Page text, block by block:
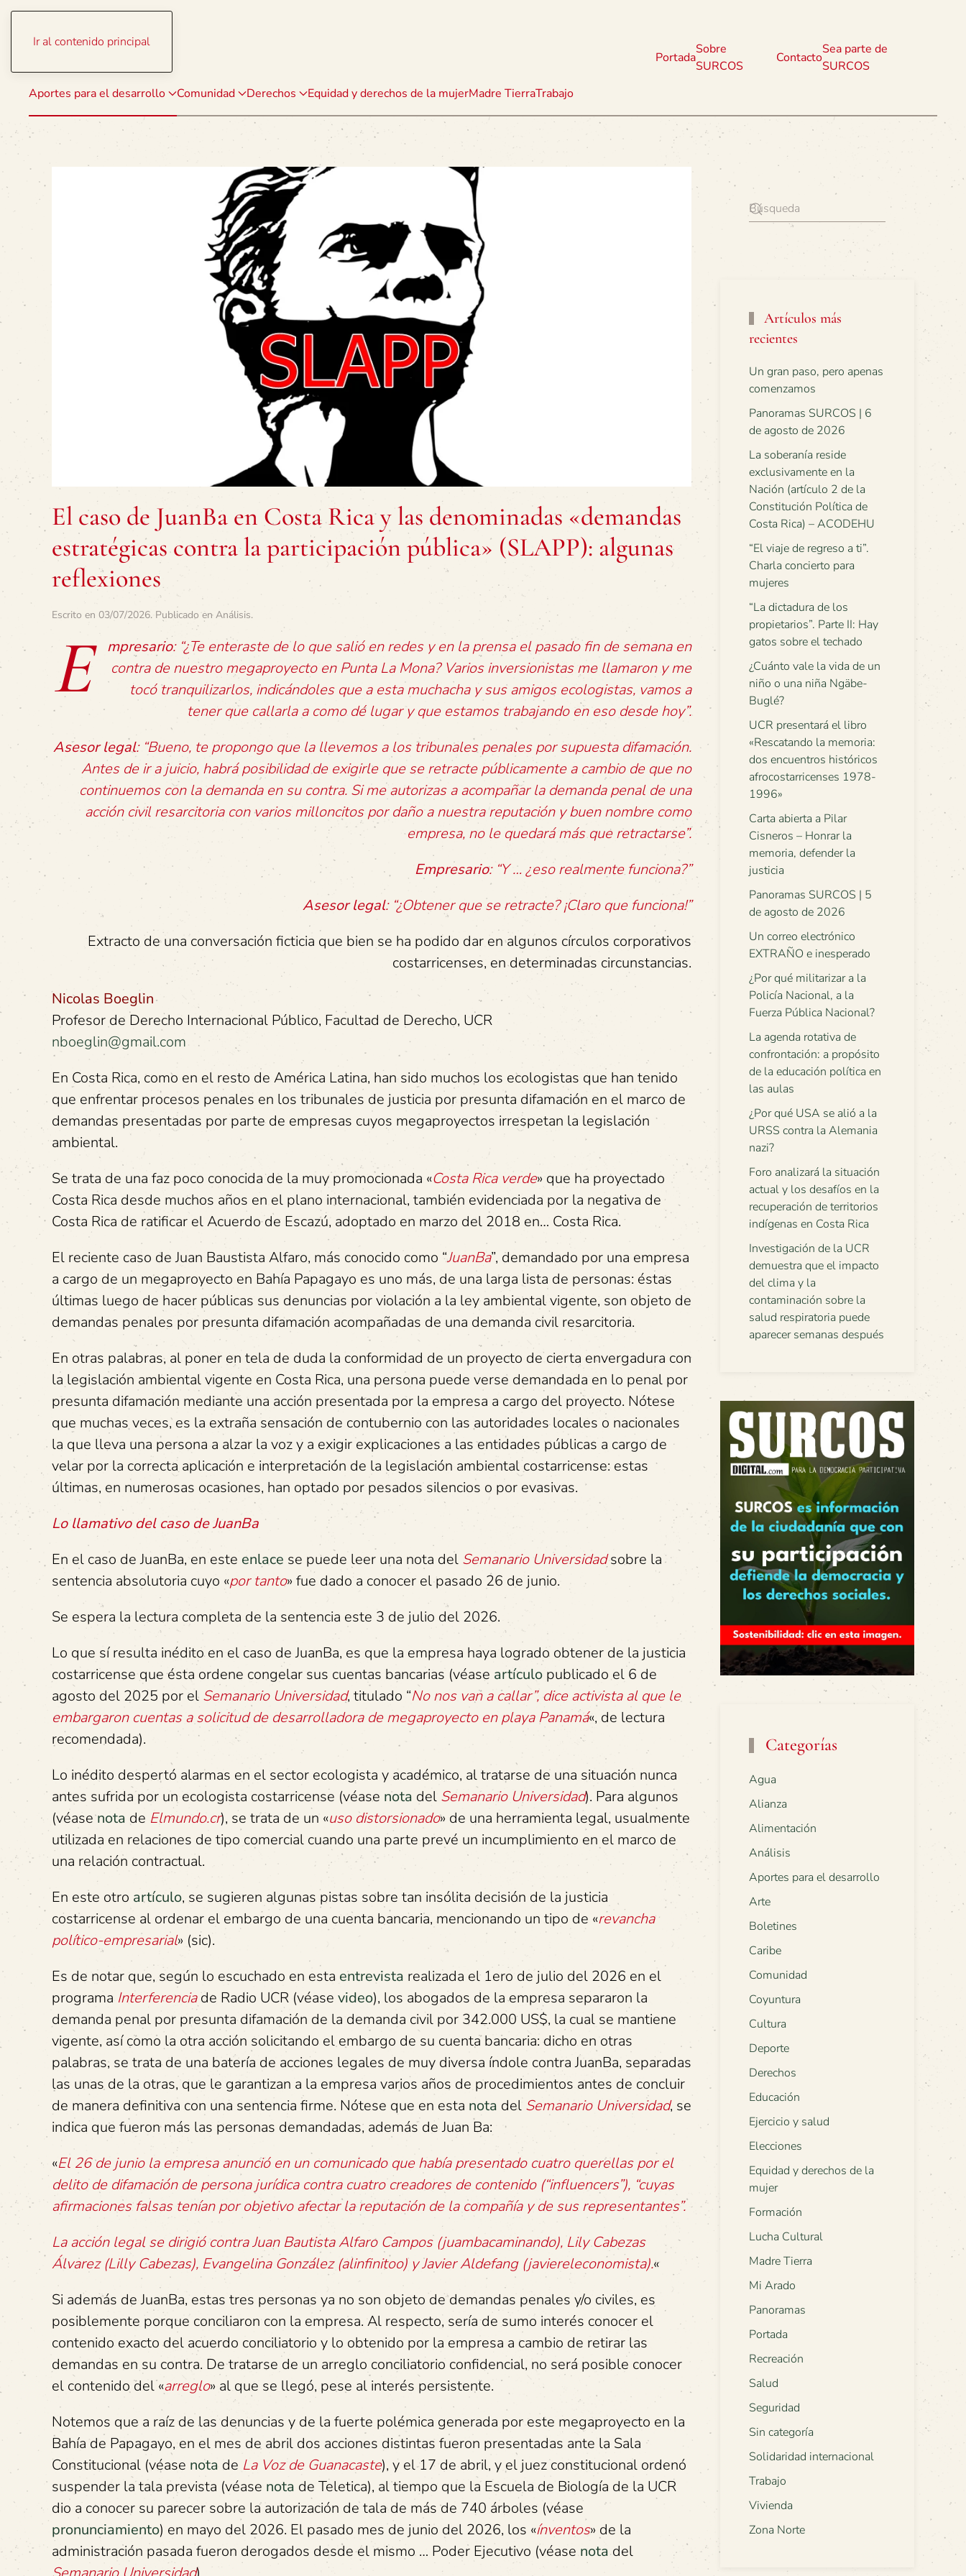
Ir al contenido principal
Aportes para el desarrollo Comunidad Derechos Equidad y derechos de la mujerMadre TierraTrabajo
Portada
Sobre
SURCOS
Contacto
Sea parte de
SURCOS
El caso de JuanBa en Costa Rica y las denominadas «demandas
estratégicas contra la participación pública» (SLAPP): algunas
reflexiones
Escrito en 03/07/2026. Publicado en Análisis.
E mpresario: “¿Te enteraste de lo que salió en redes y en la prensa el pasado fin de semana en
contra de nuestro megaproyecto en Punta La Mona? Varios inversionistas me llamaron y me
tocó tranquilizarlos, indicándoles que a esta muchacha y sus amigos ecologistas, vamos a
tener que callarla a como dé lugar y que estamos trabajando en eso desde hoy”.
Asesor legal: “Bueno, te propongo que la llevemos a los tribunales penales por supuesta difamación.
Antes de ir a juicio, habrá posibilidad de exigirle que se retracte públicamente a cambio de que no
continuemos con la demanda en su contra. Si me autorizas a acompañar la demanda penal de una
acción civil resarcitoria con varios milloncitos por daño a nuestra reputación y buen nombre como
empresa, no le quedará más que retractarse”.
Empresario: “Y … ¿eso realmente funciona?”
Asesor legal: “¿Obtener que se retracte? ¡Claro que funciona!”
Extracto de una conversación ficticia que bien se ha podido dar en algunos círculos corporativos
costarricenses, en determinadas circunstancias.
Nicolas Boeglin
Profesor de Derecho Internacional Público, Facultad de Derecho, UCR
nboeglin@gmail.com
En Costa Rica, como en el resto de América Latina, han sido muchos los ecologistas que han tenido
que enfrentar procesos penales en los tribunales de justicia por presunta difamación en el marco de
demandas presentadas por parte de empresas cuyos megaproyectos irrespetan la legislación
ambiental.
Se trata de una faz poco conocida de la muy promocionada «Costa Rica verde» que ha proyectado
Costa Rica desde muchos años en el plano internacional, también evidenciada por la negativa de
Costa Rica de ratificar el Acuerdo de Escazú, adoptado en marzo del 2018 en… Costa Rica.
El reciente caso de Juan Baustista Alfaro, más conocido como “JuanBa”, demandado por una empresa
a cargo de un megaproyecto en Bahía Papagayo es uno más, de una larga lista de personas: éstas
últimas luego de hacer públicas sus denuncias por violación a la ley ambiental vigente, son objeto de
demandas penales por presunta difamación acompañadas de una demanda civil resarcitoria.
En otras palabras, al poner en tela de duda la conformidad de un proyecto de cierta envergadura con
la legislación ambiental vigente en Costa Rica, una persona puede verse demandada en lo penal por
presunta difamación mediante una acción presentada por la empresa a cargo del proyecto. Nótese
que muchas veces, es la extraña sensación de contubernio con las autoridades locales o nacionales
la que lleva una persona a alzar la voz y a exigir explicaciones a las entidades públicas a cargo de
velar por la correcta aplicación e interpretación de la legislación ambiental costarricense: estas
últimas, en numerosas ocasiones, han optado por pesados silencios o por evasivas.
Lo llamativo del caso de JuanBa
En el caso de JuanBa, en este enlace se puede leer una nota del Semanario Universidadsobre la
sentencia absolutoria cuyo «por tanto» fue dado a conocer el pasado 26 de junio.
Se espera la lectura completa de la sentencia este 3 de julio del 2026.
Lo que sí resulta inédito en el caso de JuanBa, es que la empresa haya logrado obtener de la justicia
costarricense que ésta ordene congelar sus cuentas bancarias (véase artículo publicado el 6 de
agosto del 2025 por el Semanario Universidad, titulado “No nos van a callar”, dice activista al que le
embargaron cuentas a solicitud de desarrolladora de megaproyecto en playa Panamá«, de lectura
recomendada).
Lo inédito despertó alarmas en el sector ecologista y académico, al tratarse de una situación nunca
antes sufrida por un ecologista costarricense (véase nota del Semanario Universidad). Para algunos
(véasenota de Elmundo.cr), se trata de un «uso distorsionado» de una herramienta legal, usualmente
utilizada en relaciones de tipo comercial cuando una parte prevé un incumplimiento en el marco de
una relación contractual.
En este otro artículo, se sugieren algunas pistas sobre tan insólita decisión de la justicia
costarricense al ordenar el embargo de una cuenta bancaria, mencionando un tipo de «revancha
político-empresarial» (sic).
Es de notar que, según lo escuchado en esta entrevista realizada el 1ero de julio del 2026 en el
programa Interferenciade Radio UCR (véase video), los abogados de la empresa separaron la
demanda penal por presunta difamación de la demanda civil por 342.000 US$, la cual se mantiene
vigente, así como la otra acción solicitando el embargo de su cuenta bancaria: dicho en otras
palabras, se trata de una batería de acciones legales de muy diversa índole contra JuanBa, separadas
las unas de la otras, que le garantizan a la empresa varios años de procedimientos antes de concluir
de manera definitiva con una sentencia firme. Nótese que en esta nota del Semanario Universidad, se
indica que fueron más las personas demandadas, además de Juan Ba:
«El 26 de junio la empresa anunció en un comunicado que había presentado cuatro querellas por el
delito de difamación de persona jurídica contra cuatro creadores de contenido (“influencers”), “cuyas
afirmaciones falsas tenían por objetivo afectar la reputación de la compañía y de sus representantes”.
La acción legal se dirigió contra Juan Bautista Alfaro Campos (juambacaminando), Lily Cabezas
Álvarez (Lilly Cabezas), Evangelina González (alinfinitoo) y Javier Aldefang (javiereleconomista).«
Si además de JuanBa, estas tres personas ya no son objeto de demandas penales y/o civiles, es
posiblemente porque conciliaron con la empresa. Al respecto, sería de sumo interés conocer el
contenido exacto del acuerdo conciliatorio y lo obtenido por la empresa a cambio de retirar las
demandas en su contra. De tratarse de un arreglo conciliatorio confidencial, no será posible conocer
el contenido del «arreglo» al que se llegó, pese al interés persistente.
Notemos que a raíz de las denuncias y de la fuerte polémica generada por este megaproyecto en la
Bahía de Papagayo, en el mes de abril dos acciones distintas fueron presentadas ante la Sala
Constitucional (véase nota de La Voz de Guanacaste), y el 17 de abril, y el juez constitucional ordenó
suspender la tala prevista (véase nota de Teletica), al tiempo que la Escuela de Biología de la UCR
dio a conocer su parecer sobre la autorización de tala de más de 740 árboles (véase
pronunciamiento) en mayo del 2026. El pasado mes de junio del 2026, los «ínventos» de la
administración pasada fueron derogados desde el mismo … Poder Ejecutivo (véase notadel
Artículos más
recientes
Un gran paso, pero apenas
comenzamos
Panoramas SURCOS | 6
de agosto de 2026
La soberanía reside
exclusivamente en la
Nación (artículo 2 de la
Constitución Política de
Costa Rica) – ACODEHU
“El viaje de regreso a ti”.
Charla concierto para
mujeres
“La dictadura de los
propietarios”. Parte II: Hay
gatos sobre el techado
¿Cuánto vale la vida de un
niño o una niña Ngäbe-
Buglé?
UCR presentará el libro
«Rescatando la memoria:
dos encuentros históricos
afrocostarricenses 1978-
1996»
Carta abierta a Pilar
Cisneros – Honrar la
memoria, defender la
justicia
Panoramas SURCOS | 5
de agosto de 2026
Un correo electrónico
EXTRAÑO e inesperado
¿Por qué militarizar a la
Policía Nacional, a la
Fuerza Pública Nacional?
La agenda rotativa de
confrontación: a propósito
de la educación política en
las aulas
¿Por qué USA se alió a la
URSS contra la Alemania
nazi?
Foro analizará la situación
actual y los desafíos en la
recuperación de territorios
indígenas en Costa Rica
Investigación de la UCR
demuestra que el impacto
del clima y la
contaminación sobre la
salud respiratoria puede
aparecer semanas después
Categorías
Agua
Alianza
Alimentación
Análisis
Aportes para el desarrollo
Arte
Boletines
Caribe
Comunidad
Coyuntura
Cultura
Deporte
Derechos
Educación
Ejercicio y salud
Elecciones
Equidad y derechos de la
mujer
Formación
Lucha Cultural
Madre Tierra
Mi Arado
Panoramas
Portada
Recreación
Salud
Seguridad
Sin categoría
Solidaridad internacional
Trabajo
Vivienda
Zona Norte